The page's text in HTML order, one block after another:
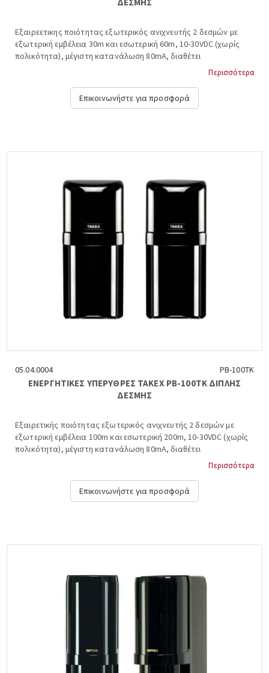
ΔΕΣΜΗΣ
Εξαιρεετικης ποιότητας εξωτερικός ανιχνευτής 2 δεσμών με
εξωτερική εμβέλεια 30m και εσωτερική 60m, 10-30VDC (χωρίς
πολικότητα), μέγιστη κατανάλωση 80mA, διαθέτει
αντιπαγωτικό κάλυμμα, ειδικό κύκλωμα αυτομάτου μεταβολής
ευαισθησίας και ειδική έξοδο για μέτρηση ισχύος, -25 +60 ºC,
διαστάσεις: 7,3x17x7,1 cm. TAKEX, PB-30TK....
Περισσότερα
Επικοινωνήστε για προσφορά
05.04.0004 PB-100TK
ΕΝΕΡΓΗΤΙΚΕΣ ΥΠΕΡΥΘΡΕΣ ΤΑΚΕΧ PB-100TK ΔΙΠΛΗΣ
ΔΕΣΜHΣ
Εξαιρετικής ποιότητας εξωτερικός ανιχνευτής 2 δεσμών με
εξωτερική εμβέλεια 100m και εσωτερική 200m, 10-30VDC (χωρίς
πολικότητα), μέγιστη κατανάλωση 80mA, διαθέτει
αντιπαγωτικό κάλυμμα, ειδικό κύκλωμα αυτομάτου μεταβολής
ευαισθησίας και ειδική έξοδο για μέτρηση ισχύος, -25 +60 ºC,
διαστάσεις: 7,3x17x7,1 cm. TAKEX, PB-100TK....
Περισσότερα
Επικοινωνήστε για προσφορά